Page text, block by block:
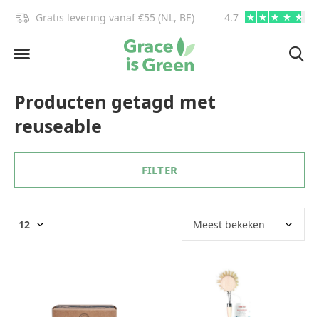
Gratis levering vanaf €55 (NL, BE) 4.7
Producten getagd met
reuseable
FILTER